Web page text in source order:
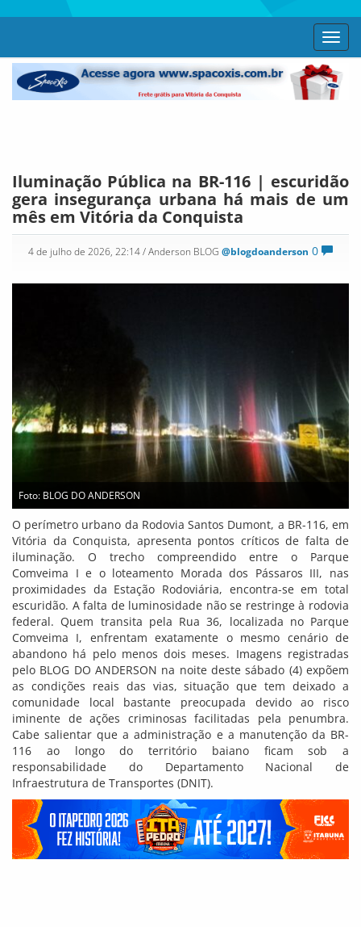
Iluminação Pública na BR-116 | escuridão
gera insegurança urbana há mais de um
mês em Vitória da Conquista
0
4 de julho de 2026, 22:14/ Anderson BLOG @blogdoanderson
Foto: BLOG DO ANDERSON
O perímetro urbano da Rodovia Santos Dumont, a BR-116, em
Vitória da Conquista, apresenta pontos críticos de falta de
iluminação. O trecho compreendido entre o Parque
Comveima I e o loteamento Morada dos Pássaros III, nas
proximidades da Estação Rodoviária, encontra-se em total
escuridão. A falta de luminosidade não se restringe à rodovia
federal. Quem transita pela Rua 36, localizada no Parque
Comveima I, enfrentam exatamente o mesmo cenário de
abandono há pelo menos dois meses. Imagens registradas
pelo BLOG DO ANDERSON na noite deste sábado (4) expõem
as condições reais das vias, situação que tem deixado a
comunidade local bastante preocupada devido ao risco
iminente de ações criminosas facilitadas pela penumbra.
Cabe salientar que a administração e a manutenção da BR-
116 ao longo do território baiano ficam sob a
responsabilidade do Departamento Nacional de
Infraestrutura de Transportes (DNIT).